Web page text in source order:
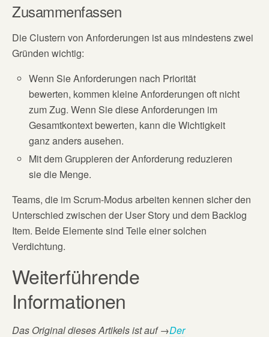
Zusammenfassen
Die Clustern von Anforderungen ist aus mindestens zwei
Gründen wichtig:
Wenn Sie Anforderungen nach Priorität
bewerten, kommen kleine Anforderungen oft nicht
zum Zug. Wenn Sie diese Anforderungen im
Gesamtkontext bewerten, kann die Wichtigkeit
ganz anders ausehen.
Mit dem Gruppieren der Anforderung reduzieren
sie die Menge.
Teams, die im Scrum-Modus arbeiten kennen sicher den
Unterschied zwischen der User Story und dem Backlog
Item. Beide Elemente sind Teile einer solchen
Verdichtung.
Weiterführende
Informationen
Das Original dieses Artikels ist auf→Der